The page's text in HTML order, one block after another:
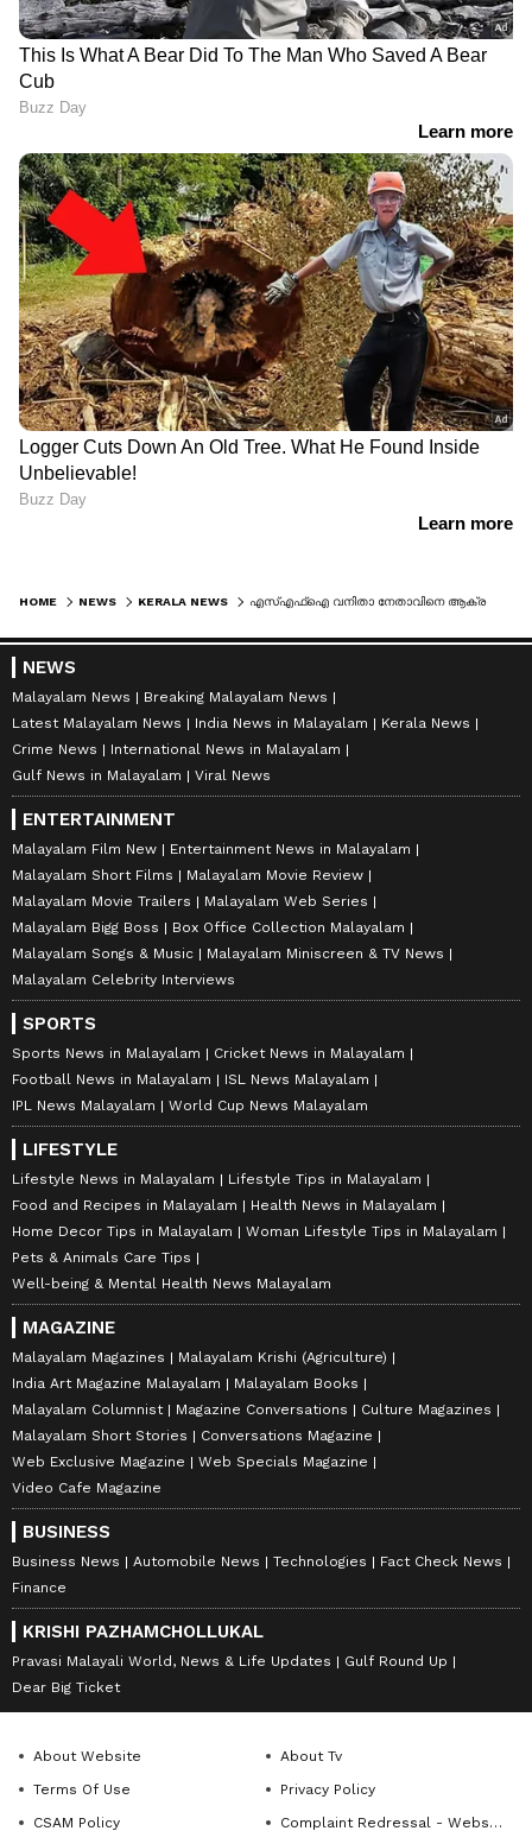
HOME NEWS KERALA NEWS എസ്എഫ്ഐ വനിതാ നേതാവിനെ ആക്രമിച്ച സംഭവം: അഞ്ച്‌ വിദ്യാർത്ഥികളെ പുറത്താക്കാൻ തീരുമാനം
NEWS
Malayalam News
Breaking Malayalam News
Latest Malayalam News
India News in Malayalam
Kerala News
Crime News
International News in Malayalam
Gulf News in Malayalam
Viral News
ENTERTAINMENT
Malayalam Film New
Entertainment News in Malayalam
Malayalam Short Films
Malayalam Movie Review
Malayalam Movie Trailers
Malayalam Web Series
Malayalam Bigg Boss
Box Office Collection Malayalam
Malayalam Songs & Music
Malayalam Miniscreen & TV News
Malayalam Celebrity Interviews
SPORTS
Sports News in Malayalam
Cricket News in Malayalam
Football News in Malayalam
ISL News Malayalam
IPL News Malayalam
World Cup News Malayalam
LIFESTYLE
Lifestyle News in Malayalam
Lifestyle Tips in Malayalam
Food and Recipes in Malayalam
Health News in Malayalam
Home Decor Tips in Malayalam
Woman Lifestyle Tips in Malayalam
Pets & Animals Care Tips
Well-being & Mental Health News Malayalam
MAGAZINE
Malayalam Magazines
Malayalam Krishi (Agriculture)
India Art Magazine Malayalam
Malayalam Books
Malayalam Columnist
Magazine Conversations
Culture Magazines
Malayalam Short Stories
Conversations Magazine
Web Exclusive Magazine
Web Specials Magazine
Video Cafe Magazine
BUSINESS
Business News Automobile News Technologies
Fact Check News
Finance
KRISHI PAZHAMCHOLLUKAL
Pravasi Malayali World, News & Life Updates
Gulf Round Up
Dear Big Ticket
About Website
About Tv
Terms Of Use
Privacy Policy
CSAM Policy
Complaint Redressal - Website